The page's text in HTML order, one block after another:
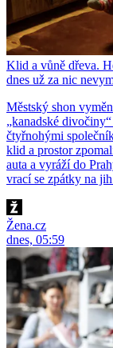
Klid a vůně dřeva.
dnes už za nic
Městský shon
„kanadské
čtyřnohými
klid a prostor
auta a vyráží do
vrací se zpátky na
Žena.cz
dnes, 05:59